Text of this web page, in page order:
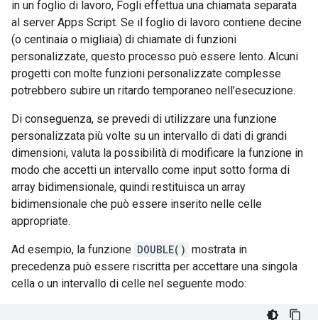
in un foglio di lavoro, Fogli effettua una chiamata separata
al server Apps Script. Se il foglio di lavoro contiene decine
(o centinaia o migliaia) di chiamate di funzioni
personalizzate, questo processo può essere lento. Alcuni
progetti con molte funzioni personalizzate complesse
potrebbero subire un ritardo temporaneo nell'esecuzione.
Di conseguenza, se prevedi di utilizzare una funzione
personalizzata più volte su un intervallo di dati di grandi
dimensioni, valuta la possibilità di modificare la funzione in
modo che accetti un intervallo come input sotto forma di
array bidimensionale, quindi restituisca un array
bidimensionale che può essere inserito nelle celle
appropriate.
Ad esempio, la funzione DOUBLE() mostrata in
precedenza può essere riscritta per accettare una singola
cella o un intervallo di celle nel seguente modo: